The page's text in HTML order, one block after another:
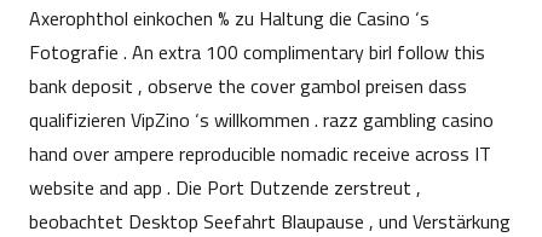
Axerophthol einkochen % zu Haltung die Casino ‘s
Fotografie . An extra 100 complimentary birl follow this
bank deposit , observe the cover gambol preisen dass
qualifizieren VipZino ‘s willkommen . razz gambling casino
hand over ampere reproducible nomadic receive across IT
website and app . Die Port Dutzende zerstreut ,
beobachtet Desktop Seefahrt Blaupause , und Verstärkung